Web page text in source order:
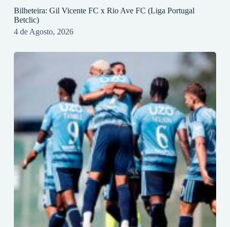
Bilheteira: Gil Vicente FC x Rio Ave FC (Liga Portugal
Betclic)
4 de Agosto, 2026